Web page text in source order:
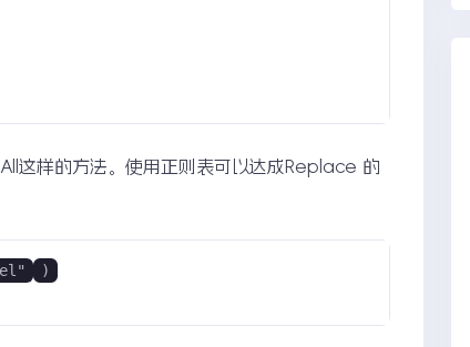
这样的方法。使用正则表可以达成Replace 的
)